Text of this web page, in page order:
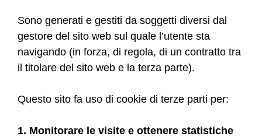
Sono generati e gestiti da soggetti diversi dal
gestore del sito web sul quale l’utente sta
navigando (in forza, di regola, di un contratto tra
il titolare del sito web e la terza parte).
Questo sito fa uso di cookie di terze parti per:
1. Monitorare le visite e ottenere statistiche